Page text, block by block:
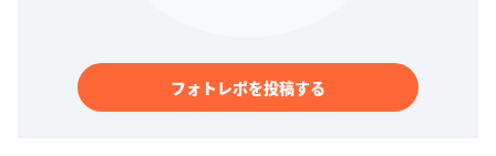
フォトレポを投稿する